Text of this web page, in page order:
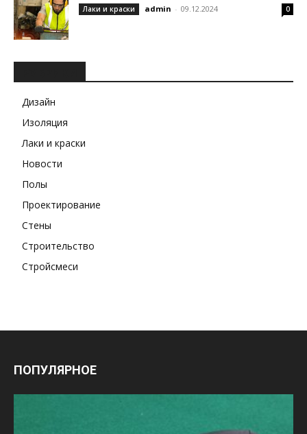
Лаки и краски admin - 09.12.2024 0
Дизайн
Изоляция
Лаки и краски
Новости
Полы
Проектирование
Стены
Строительство
Стройсмеси
ПОПУЛЯРНОЕ